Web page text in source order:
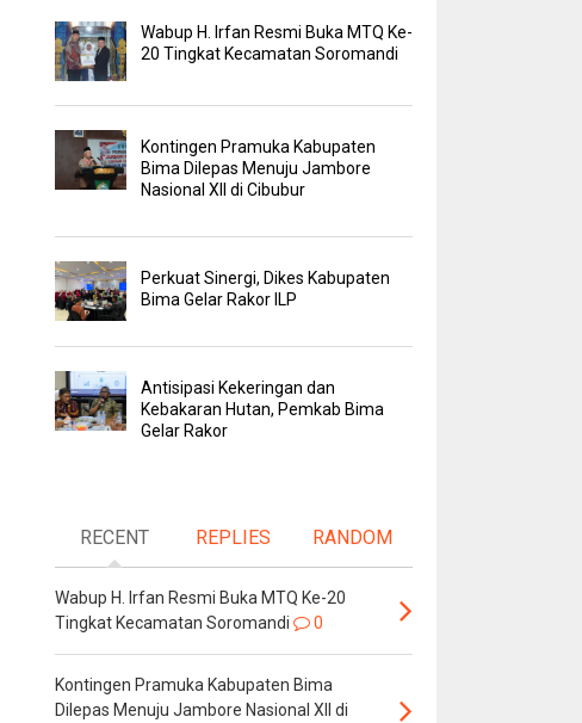
Wabup H. Irfan Resmi Buka MTQ Ke-
20 Tingkat Kecamatan Soromandi
Kontingen Pramuka Kabupaten
Bima Dilepas Menuju Jambore
Nasional XII di Cibubur
Perkuat Sinergi, Dikes Kabupaten
Bima Gelar Rakor ILP
Antisipasi Kekeringan dan
Kebakaran Hutan, Pemkab Bima
Gelar Rakor
RECENT REPLIES RANDOM
Wabup H. Irfan Resmi Buka MTQ Ke-20
Tingkat Kecamatan Soromandi
0
Kontingen Pramuka Kabupaten Bima
Dilepas Menuju Jambore Nasional XII di